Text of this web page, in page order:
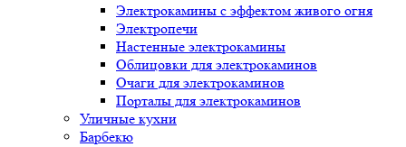
Электрокамины с эффектом живого огня
Электропечи
Настенные электрокамины
Облицовки для электрокаминов
Очаги для электрокаминов
Порталы для электрокаминов
Уличные кухни
Барбекю